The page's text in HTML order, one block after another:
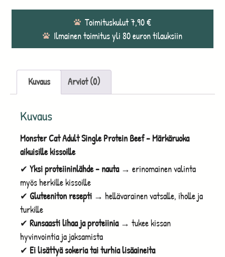
Toimituskulut 7,90 €
Ilmainen toimitus yli 80 euron tilauksiin
Kuvaus Arviot (0)
Kuvaus
Monster Cat Adult Single Protein Beef – Märkäruoka
aikuisille kissoille
✔ Yksi proteiininlähde – nauta→ erinomainen valinta
myös herkille kissoille
✔ Gluteeniton resepti → hellävarainen vatsalle, iholle ja
turkille
✔ Runsaasti lihaa ja proteiinia→ tukee kissan
hyvinvointia ja jaksamista
✔ Ei lisättyä sokeria tai turhia lisäaineita